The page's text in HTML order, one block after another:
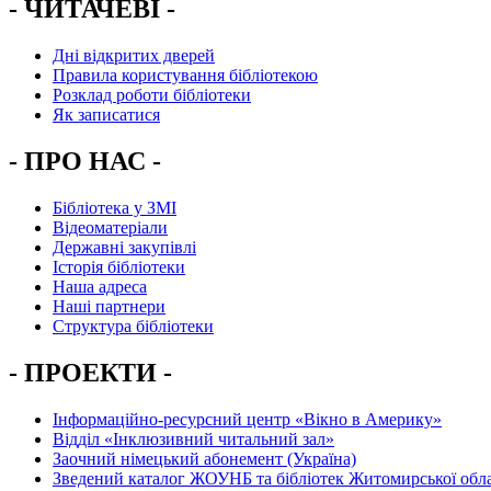
- ЧИТАЧЕВІ -
Дні відкритих дверей
Правила користування бібліотекою
Розклад роботи бібліотеки
Як записатися
- ПРО НАС -
Бібліотека у ЗМІ
Відеоматеріали
Державні закупівлі
Історія бібліотеки
Наша адреса
Наші партнери
Структура бібліотеки
- ПРОЕКТИ -
Інформаційно-ресурсний центр «Вікно в Америку»
Вiддiл «Інклюзивний читальний зал»
Заочний німецький абонемент (Україна)
Зведений каталог ЖОУНБ та бібліотек Житомирської